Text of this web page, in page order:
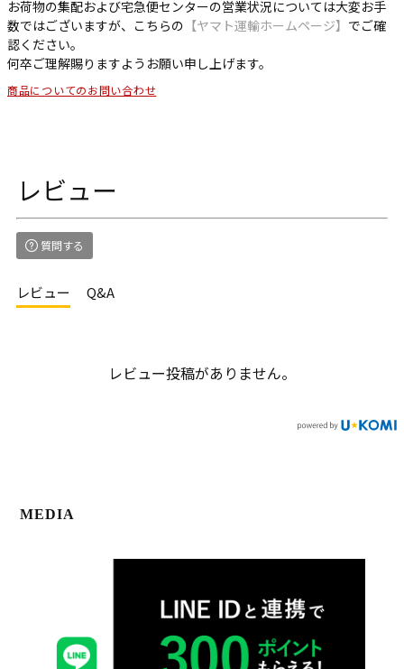
お荷物の集配および宅急便センターの営業状況については大変お手
数ではございますが、こちらの 【ヤマト運輸ホームページ】 でご確
認ください。
何卒ご理解賜りますようお願い申し上げます。
商品についてのお問い合わせ
レビュー
質問する
レビュー Q&A
レビュー投稿がありません。
MEDIA